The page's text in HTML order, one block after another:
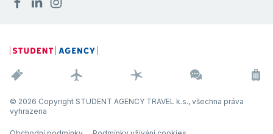
© 2026 Copyright STUDENT AGENCY TRAVEL k.s., všechna práva
vyhrazena